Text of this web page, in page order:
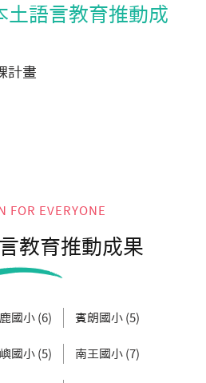
土語言教育推動成
計畫
FOR EVERYONE
教育推動成果
國小 (6) 賓朗國小 (5)
國小 (5) 南王國小 (7)